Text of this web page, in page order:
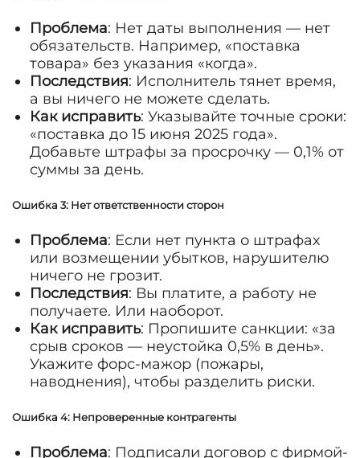
Проблема: Нет даты выполнения — нет
обязательств. Например, «поставка
товара» без указания «когда».
Последствия: Исполнитель тянет время,
а вы ничего не можете сделать.
Как исправить: Указывайте точные сроки:
«поставка до 15 июня 2025 года».
Добавьте штрафы за просрочку — 0,1% от
суммы за день.
Ошибка 3: Нет ответственности сторон
Проблема: Если нет пункта о штрафах
или возмещении убытков, нарушителю
ничего не грозит.
Последствия: Вы платите, а работу не
получаете. Или наоборот.
Как исправить: Пропишите санкции: «за
срыв сроков — неустойка 0,5% в день».
Укажите форс-мажор (пожары,
наводнения), чтобы разделить риски.
Ошибка 4: Непроверенные контрагенты
Проблема: Подписали договор с фирмой-